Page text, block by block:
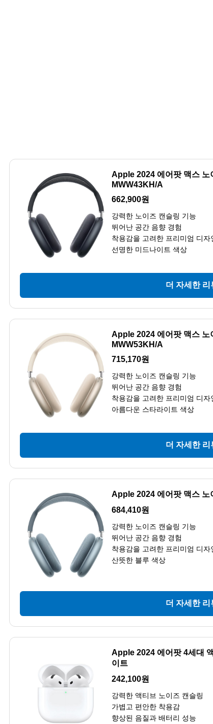
Apple 2024 에어팟 맥스 노
MWW43KH/A
662,900원
강력한 노이즈 캔슬링 기능
뛰어난 공간 음향 경험
착용감을 고려한 프리미엄 디자
선명한 미드나이트 색상
더 자세한
Apple 2024 에어팟 맥스 노
MWW53KH/A
715,170원
강력한 노이즈 캔슬링 기능
뛰어난 공간 음향 경험
착용감을 고려한 프리미엄 디자
아름다운 스타라이트 색상
더 자세한
Apple 2024 에어팟 맥스 노
684,410원
강력한 노이즈 캔슬링 기능
뛰어난 공간 음향 경험
착용감을 고려한 프리미엄 디자
산뜻한 블루 색상
더 자세한
Apple 2024 에어팟 4세대
이트
242,100원
강력한 액티브 노이즈 캔슬링
가볍고 편안한 착용감
향상된 음질과 배터리 성능